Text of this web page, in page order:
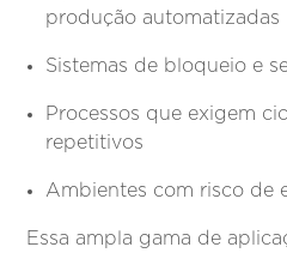
produção automatizadas
Sistemas de bloqueio e
Processos que exigem
repetitivos
Ambientes com risco de
Essa ampla gama de